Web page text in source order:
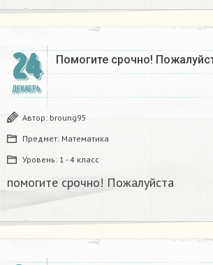
24
ДЕКАБРЬ
Помогите срочно!
Автор: broung95
Предмет: Математика
Уровень: 1 - 4 класс
помогите срочно! Пожалуйста